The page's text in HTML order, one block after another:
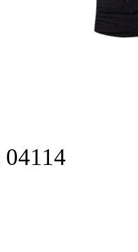
04114